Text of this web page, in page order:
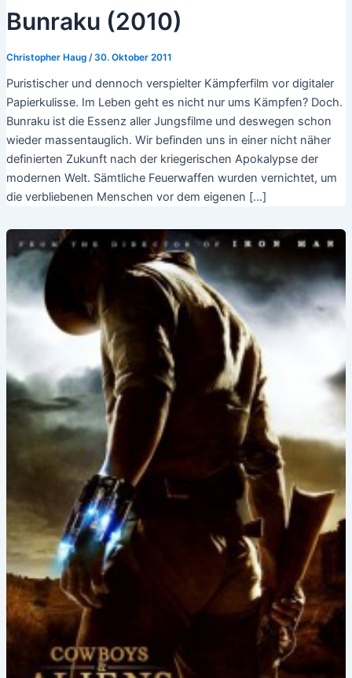
Bunraku (2010)
Christopher Haug /30. Oktober 2011
Puristischer und dennoch verspielter Kämpferfilm vor digitaler
Papierkulisse. Im Leben geht es nicht nur ums Kämpfen? Doch.
Bunraku ist die Essenz aller Jungsfilme und deswegen schon
wieder massentauglich. Wir befinden uns in einer nicht näher
definierten Zukunft nach der kriegerischen Apokalypse der
modernen Welt. Sämtliche Feuerwaffen wurden vernichtet, um
die verbliebenen Menschen vor dem eigenen […]